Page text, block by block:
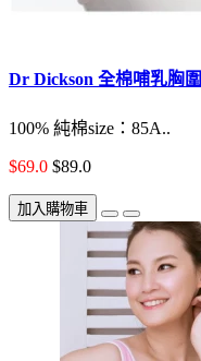
Dr Dickson 全棉哺乳胸圍
100% 純棉size：85A..
$69.0 $89.0
加入購物車